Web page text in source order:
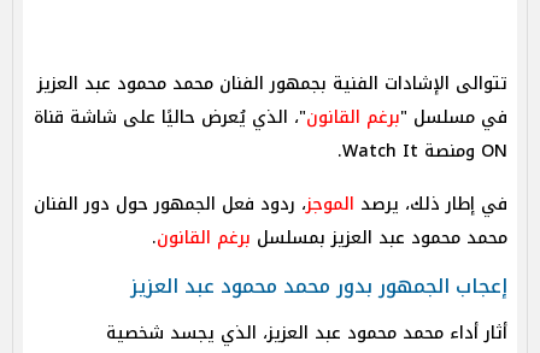
تتوالى الإشادات الفنية بجمهور الفنان محمد محمود عبد العزيز
في مسلسل "برغم القانون"، الذي يُعرض حاليًا على شاشة قناة
ON ومنصة Watch It.
في إطار ذلك، يرصد الموجز، ردود فعل الجمهور حول دور الفنان
محمد محمود عبد العزيز بمسلسل برغم القانون.
إعجاب الجمهور بدور محمد محمود عبد العزيز
أثار أداء محمد محمود عبد العزيز، الذي يجسد شخصية